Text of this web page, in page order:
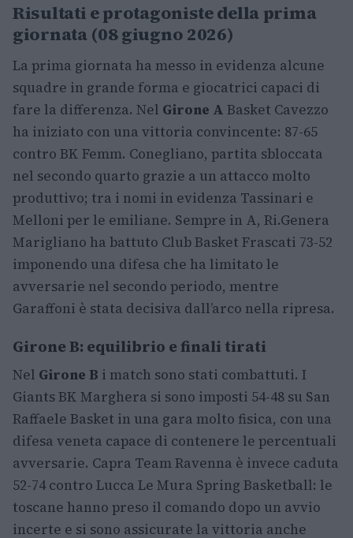
Risultati e protagoniste della prima
giornata (08 giugno 2026)
La prima giornata ha messo in evidenza alcune
squadre in grande forma e giocatrici capaci di
fare la differenza. Nel Girone A Basket Cavezzo
ha iniziato con una vittoria convincente: 87-65
contro BK Femm. Conegliano, partita sbloccata
nel secondo quarto grazie a un attacco molto
produttivo; tra i nomi in evidenza Tassinari e
Melloni per le emiliane. Sempre in A, Ri.Genera
Marigliano ha battuto Club Basket Frascati 73-52
imponendo una difesa che ha limitato le
avversarie nel secondo periodo, mentre
Garaffoni è stata decisiva dall’arco nella ripresa.
Girone B: equilibrio e finali tirati
Nel Girone B i match sono stati combattuti. I
Giants BK Marghera si sono imposti 54-48 su San
Raffaele Basket in una gara molto fisica, con una
difesa veneta capace di contenere le percentuali
avversarie. Capra Team Ravenna è invece caduta
52-74 contro Lucca Le Mura Spring Basketball: le
toscane hanno preso il comando dopo un avvio
incerte e si sono assicurate la vittoria anche